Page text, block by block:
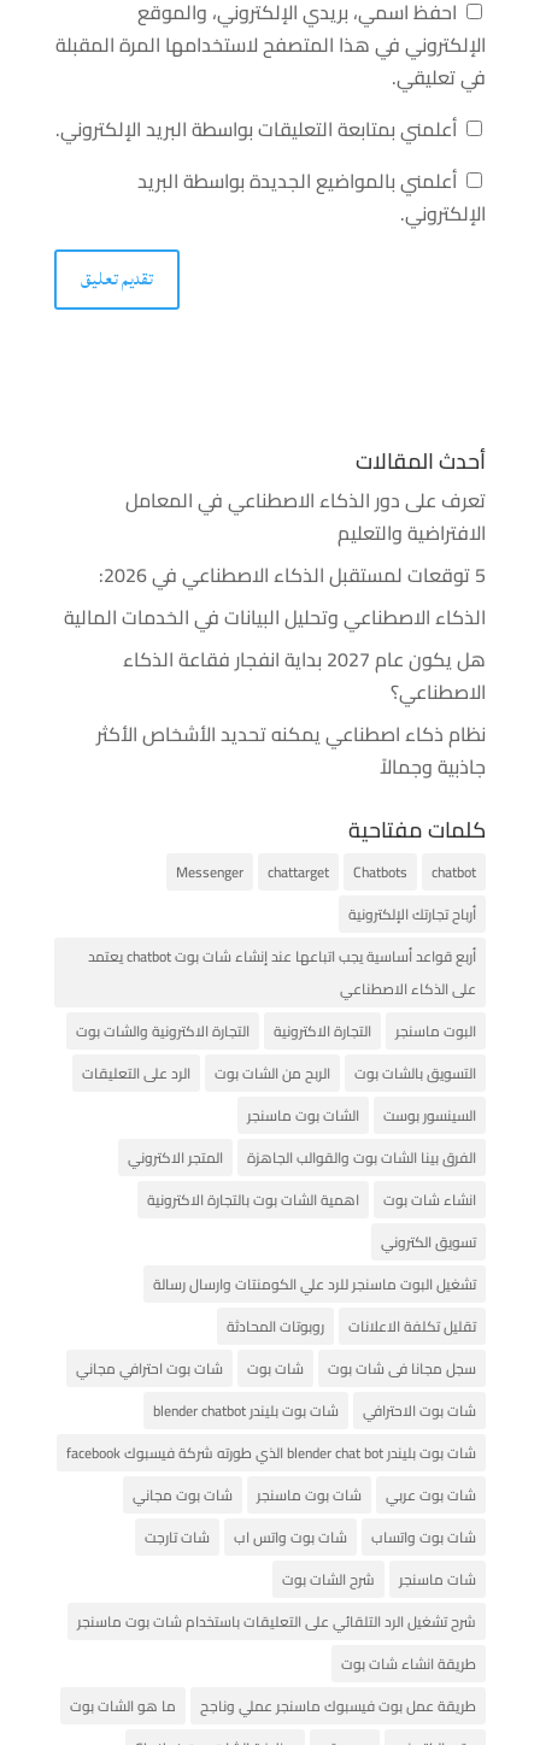
احفظ اسمي، بريدي الإلكتروني، والموقع
الإلكتروني في هذا المتصفح لاستخدامها المرة المقبلة
في تعليقي.
أعلمني بمتابعة التعليقات بواسطة البريد الإلكتروني.
أعلمني بالمواضيع الجديدة بواسطة البريد
الإلكتروني.
أحدث المقالات
تعرف على دور الذكاء الاصطناعي في المعامل
الافتراضية والتعليم
5 توقعات لمستقبل الذكاء الاصطناعي في 2026:
الذكاء الاصطناعي وتحليل البيانات في الخدمات المالية
هل يكون عام 2027 بداية انفجار فقاعة الذكاء
الاصطناعي؟
نظام ذكاء اصطناعي يمكنه تحديد الأشخاص الأكثر
جاذبية وجمالاً
كلمات مفتاحية
chatbot
Chatbots
chattarget
Messenger
أرباح تجارتك الإلكترونية
أربع قواعد أساسية يجب اتباعها عند إنشاء شات بوت chatbot يعتمد
على الذكاء الاصطناعي
البوت ماسنجر
التجارة الاكترونية
التجارة الاكترونية والشات بوت
التسويق بالشات بوت
الربح من الشات بوت
الرد على التعليقات
السينسور بوست
الشات بوت ماسنجر
الفرق بينا الشات بوت والقوالب الجاهزة
المتجر الاكتروني
انشاء شات بوت
اهمية الشات بوت بالتجارة الاكترونية
تسويق الكتروني
تشغيل البوت ماسنجر للرد علي الكومنتات وارسال رسالة
تقليل تكلفة الاعلانات
روبوتات المحادثة
سجل مجانا فى شات بوت
شات بوت
شات بوت احترافي مجاني
شات بوت الاحترافي
شات بوت بليندر blender chatbot
شات بوت بليندر blender chat bot الذي طورته شركة فيسبوك facebook
شات بوت عربي
شات بوت ماسنجر
شات بوت مجاني
شات بوت واتساب
شات بوت واتس اب
شات تارجت
شات ماسنجر
شرح الشات بوت
شرح تشغيل الرد التلقائي على التعليقات باستخدام شات بوت ماسنجر
طريقة انشاء شات بوت
طريقة عمل بوت فيسبوك ماسنجر عملي وناجح
ما هو الشات بوت